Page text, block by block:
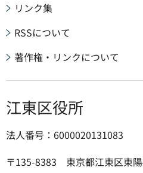
リンク集
RSSについて
著作権・リンクについて
江東区役所
法人番号：6000020131083
〒135-8383 東京都江東区東